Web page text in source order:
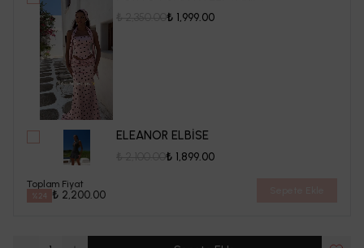
₺ 1,999.00
ELEANOR ELBİSE
₺ 1,899.00
Toplam Fiyat
% 24 ₺ 2,200.00